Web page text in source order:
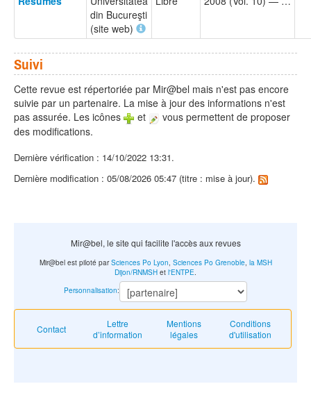
din Bucureşti
(site web)
Suivi
Cette revue est répertoriée par Mir@bel mais n'est pas encore
suivie par un partenaire. La mise à jour des informations n'est
pas assurée. Les icônes
et
vous permettent de proposer
des modifications.
Dernière vérification : 14/10/2022 13:31.
Dernière modification : 05/08/2026 05:47 (titre : mise à jour).
Mir@bel, le site qui facilite l'accès aux revues
Contact
Lettre
d’information
Mentions
légales
Conditions
d'utilisation
Mir@bel est piloté parSciences Po Lyon Sciences Po Grenoble, la MSH
Dijon/RNMSH et l'ENTPE
Personnalisation: